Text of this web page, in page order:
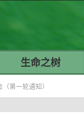
生命之树
第一轮通知）